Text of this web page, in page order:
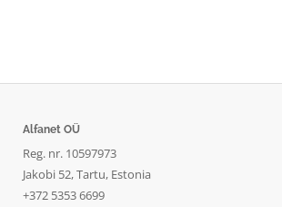
Alfanet OÜ
Reg. nr. 10597973
Jakobi 52, Tartu, Estonia
+372 5353 6699